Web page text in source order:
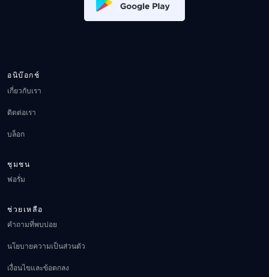
อนิบ๊อกช์
เกี่ยวกับเรา
ติดต่อเรา
บล็อก
ชุมชน
ฟอรั่ม
ช่วยเหลือ
คำถามที่พบบ่อย
นโยบายความเป็นส่วนตัว
เงื่อนไขและข้อตกลง